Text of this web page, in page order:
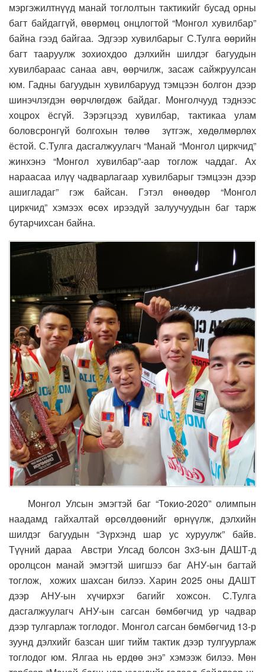
мэргэжилтнүүд манай тоглолтын тактикийг бусад орны
багт байдаггүй, өвөрмөц онцлогтой “Монгол хувилбар”
байна гээд байгаа. Эдгээр хувилбарыг С.Тулга өөрийн
багт тааруулж зохиохдоо дэлхийн шилдэг багуудын
хувилбараас санаа авч, өөрчилж, засаж сайжруулсан
юм. Гадны багуудын хувилбарууд тэмцээн болгон дээр
шинэчлэгдэн өөрчлөгдөж байдаг. Монголчууд тэднээс
хоцрох ёсгүй. Зэрэгцээд хувилбар, тактикаа улам
боловсронгүй болгохын төлөө зүтгэж, хөдөлмөрлөх
ёстой. С.Тулга дасгалжуулагч “Манай “Монгол циркчид”
жинхэнэ “Монгол хувилбар”-аар тоглож чаддаг. Ах
нараасаа илүү чадварлагаар хувилбарыг тэмцээн дээр
ашигладаг” гэж байсан. Гэтэл өнөөдөр “Монгол
циркчид” хэмээх өсөх ирээдүй залуучуудын баг тарж
бутарчихсан байна.
Монгол Улсын эмэгтэй баг “Токио-2020” олимпын
наадамд гайхалтай өрсөлдөөнийг өрнүүлж, дэлхийн
шилдэг багуудын “Зүрхэнд шар ус хуруулж” байв.
Түүний дараа Австри Улсад болсон 3х3-ын ДАШТ-д
оролцсон манай эмэгтэй шигшээ баг АНУ-ын багтай
тоглож, хожих шахсан билээ. Харин 2025 оны ДАШТ
дээр АНУ-ын хүчирхэг багийг хожсон. С.Тулга
дасгалжуулагч АНУ-ын сагсан бөмбөгчид ур чадвар
дээр тулгарлаж тоглодог. Монгол сагсан бөмбөгчид 13-р
зуунд дэлхийг базсан шиг тийм тактик дээр тулгуурлаж
тоглодог юм. Ялгаа нь ердөө энэ” хэмээж билээ. Мөн